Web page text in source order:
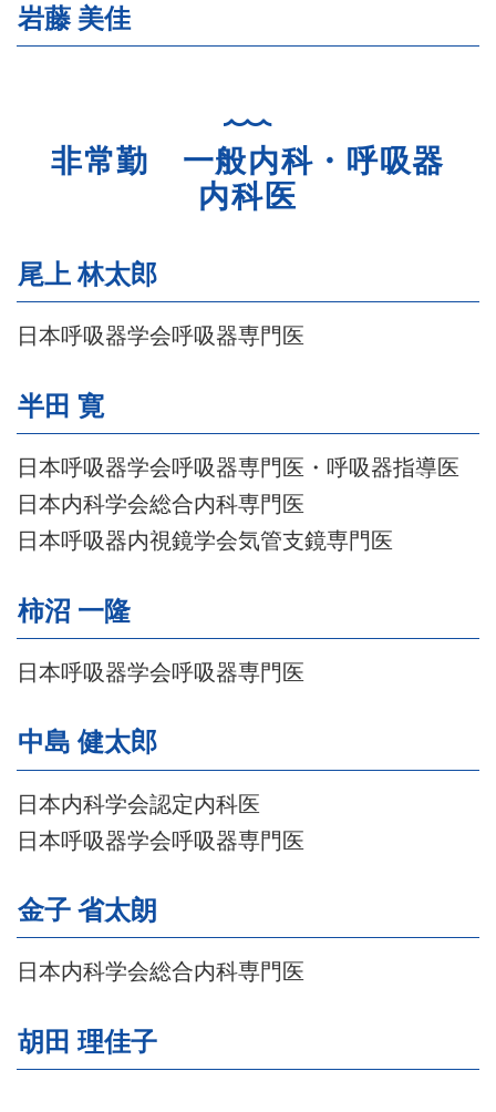
岩藤 美佳
非常勤 一般内科・呼吸器
内科医
尾上 林太郎
日本呼吸器学会呼吸器専門医
半田 寛
日本呼吸器学会呼吸器専門医・呼吸器指導医
日本内科学会総合内科専門医
日本呼吸器内視鏡学会気管支鏡専門医
柿沼 一隆
日本呼吸器学会呼吸器専門医
中島 健太郎
日本内科学会認定内科医
日本呼吸器学会呼吸器専門医
金子 省太朗
日本内科学会総合内科専門医
胡田 理佳子